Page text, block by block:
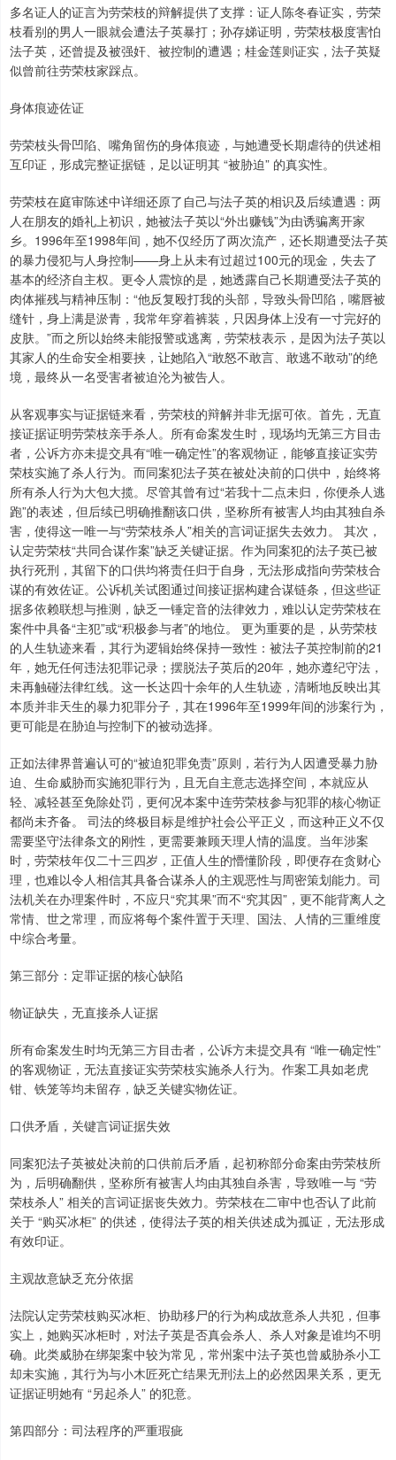
多名证人的证言为劳荣枝的辩解提供了支撑：证人陈冬春证实，劳荣
枝看别的男人一眼就会遭法子英暴打；孙存娣证明，劳荣枝极度害怕
法子英，还曾提及被强奸、被控制的遭遇；桂金莲则证实，法子英疑
似曾前往劳荣枝家踩点。
身体痕迹佐证
劳荣枝头骨凹陷、嘴角留伤的身体痕迹，与她遭受长期虐待的供述相
互印证，形成完整证据链，足以证明其 “被胁迫” 的真实性。
劳荣枝在庭审陈述中详细还原了自己与法子英的相识及后续遭遇：两
人在朋友的婚礼上初识，她被法子英以“外出赚钱”为由诱骗离开家
乡。1996年至1998年间，她不仅经历了两次流产，还长期遭受法子英
的暴力侵犯与人身控制——身上从未有过超过100元的现金，失去了
基本的经济自主权。更令人震惊的是，她透露自己长期遭受法子英的
肉体摧残与精神压制：“他反复殴打我的头部，导致头骨凹陷，嘴唇被
缝针，身上满是淤青，我常年穿着裤装，只因身体上没有一寸完好的
皮肤。”而之所以始终未能报警或逃离，劳荣枝表示，是因为法子英以
其家人的生命安全相要挟，让她陷入“敢怒不敢言、敢逃不敢动”的绝
境，最终从一名受害者被迫沦为被告人。
从客观事实与证据链来看，劳荣枝的辩解并非无据可依。首先，无直
接证据证明劳荣枝亲手杀人。所有命案发生时，现场均无第三方目击
者，公诉方亦未提交具有“唯一确定性”的客观物证，能够直接证实劳
荣枝实施了杀人行为。而同案犯法子英在被处决前的口供中，始终将
所有杀人行为大包大揽。尽管其曾有过“若我十二点未归，你便杀人逃
跑”的表述，但后续已明确推翻该口供，坚称所有被害人均由其独自杀
害，使得这一唯一与“劳荣枝杀人”相关的言词证据失去效力。 其次，
认定劳荣枝“共同合谋作案”缺乏关键证据。作为同案犯的法子英已被
执行死刑，其留下的口供均将责任归于自身，无法形成指向劳荣枝合
谋的有效佐证。公诉机关试图通过间接证据构建合谋链条，但这些证
据多依赖联想与推测，缺乏一锤定音的法律效力，难以认定劳荣枝在
案件中具备“主犯”或“积极参与者”的地位。 更为重要的是，从劳荣枝
的人生轨迹来看，其行为逻辑始终保持一致性：被法子英控制前的21
年，她无任何违法犯罪记录；摆脱法子英后的20年，她亦遵纪守法，
未再触碰法律红线。这一长达四十余年的人生轨迹，清晰地反映出其
本质并非天生的暴力犯罪分子，其在1996年至1999年间的涉案行为，
更可能是在胁迫与控制下的被动选择。
正如法律界普遍认可的“被迫犯罪免责”原则，若行为人因遭受暴力胁
迫、生命威胁而实施犯罪行为，且无自主意志选择空间，本就应从
轻、减轻甚至免除处罚，更何况本案中连劳荣枝参与犯罪的核心物证
都尚未齐备。 司法的终极目标是维护社会公平正义，而这种正义不仅
需要坚守法律条文的刚性，更需要兼顾天理人情的温度。当年涉案
时，劳荣枝年仅二十三四岁，正值人生的懵懂阶段，即便存在贪财心
理，也难以令人相信其具备合谋杀人的主观恶性与周密策划能力。司
法机关在办理案件时，不应只“究其果”而不“究其因”，更不能背离人之
常情、世之常理，而应将每个案件置于天理、国法、人情的三重维度
中综合考量。
第三部分：定罪证据的核心缺陷
物证缺失，无直接杀人证据
所有命案发生时均无第三方目击者，公诉方未提交具有 “唯一确定性”
的客观物证，无法直接证实劳荣枝实施杀人行为。作案工具如老虎
钳、铁笼等均未留存，缺乏关键实物佐证。
口供矛盾，关键言词证据失效
同案犯法子英被处决前的口供前后矛盾，起初称部分命案由劳荣枝所
为，后明确翻供，坚称所有被害人均由其独自杀害，导致唯一与 “劳
荣枝杀人” 相关的言词证据丧失效力。劳荣枝在二审中也否认了此前
关于 “购买冰柜” 的供述，使得法子英的相关供述成为孤证，无法形成
有效印证。
主观故意缺乏充分依据
法院认定劳荣枝购买冰柜、协助移尸的行为构成故意杀人共犯，但事
实上，她购买冰柜时，对法子英是否真会杀人、杀人对象是谁均不明
确。此类威胁在绑架案中较为常见，常州案中法子英也曾威胁杀小工
却未实施，其行为与小木匠死亡结果无刑法上的必然因果关系，更无
证据证明她有 “另起杀人” 的犯意。
第四部分：司法程序的严重瑕疵